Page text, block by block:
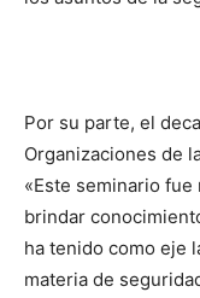
Por su parte, el
Organizaciones de
«Este seminario
brindar
ha tenido como eje
materia de